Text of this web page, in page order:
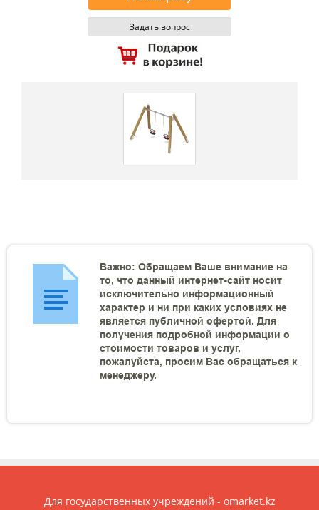
Задать вопрос
Важно: Обращаем Ваше внимание на
то, что данный интернет-сайт носит
исключительно информационный
характер и ни при каких условиях не
является публичной офертой. Для
получения подробной информации о
стоимости товаров и услуг,
пожалуйста, просим Вас обращаться к
менеджеру.
Для государственных учреждений - omarket.kz